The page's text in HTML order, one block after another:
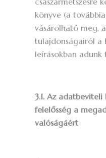
könyve (a
vásárolható meg,
tulajdonságairól a
leírásokban adunk
3.1. Az
felelősség a
valóságáért